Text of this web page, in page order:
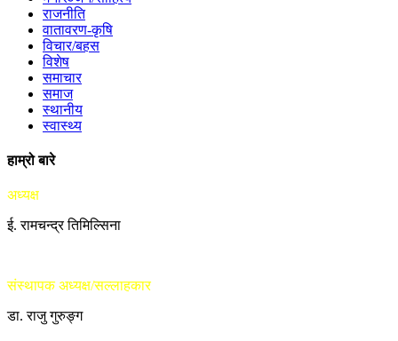
राजनीति
वातावरण-कृषि
विचार/बहस
विशेष
समाचार
समाज
स्थानीय
स्वास्थ्य
हाम्रो बारे
अध्यक्ष
ई. रामचन्द्र तिमिल्सिना
संस्थापक अध्यक्ष/सल्लाहकार
डा. राजु गुरुङ्ग